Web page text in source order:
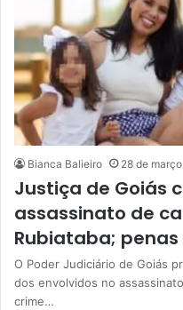
Bianca Balieiro 28 de
Justiça de Goiás
assassinato de
Rubiataba;
O Poder Judiciário de Goiás
dos envolvidos no
crime…